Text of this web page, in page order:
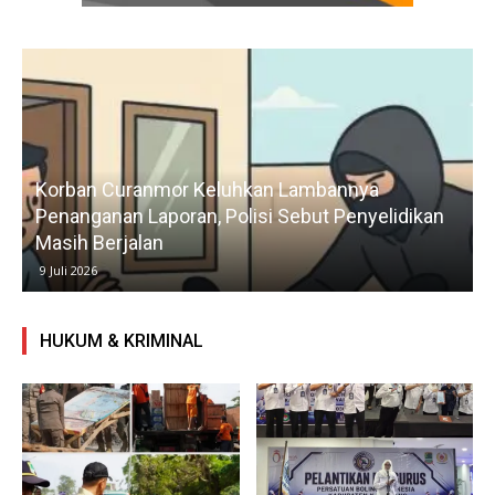
Korban Curanmor Keluhkan Lambannya
Penanganan Laporan, Polisi Sebut Penyelidikan
Masih Berjalan
9 Juli 2026
HUKUM & KRIMINAL